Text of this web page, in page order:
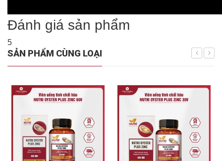
Đánh giá sản phẩm
5
SẢN PHẨM CÙNG LOẠI